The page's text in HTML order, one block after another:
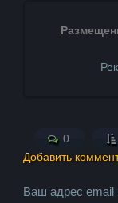
0
Добавить
Ваш адрес email